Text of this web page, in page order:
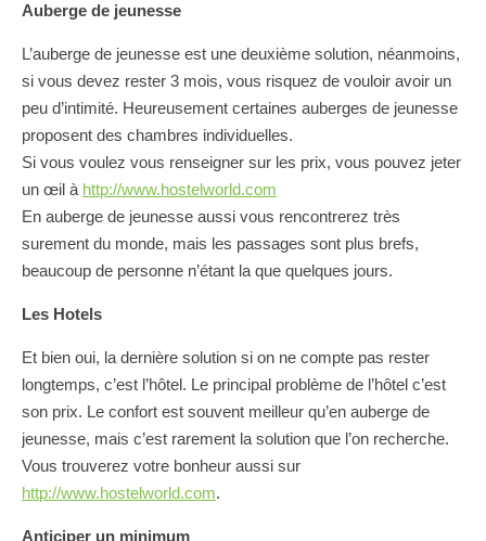
Auberge de jeunesse
L’auberge de jeunesse est une deuxième solution, néanmoins,
si vous devez rester 3 mois, vous risquez de vouloir avoir un
peu d’intimité. Heureusement certaines auberges de jeunesse
proposent des chambres individuelles.
Si vous voulez vous renseigner sur les prix, vous pouvez jeter
un œil à http://www.hostelworld.com
En auberge de jeunesse aussi vous rencontrerez très
surement du monde, mais les passages sont plus brefs,
beaucoup de personne n’étant la que quelques jours.
Les Hotels
Et bien oui, la dernière solution si on ne compte pas rester
longtemps, c’est l’hôtel. Le principal problème de l’hôtel c’est
son prix. Le confort est souvent meilleur qu’en auberge de
jeunesse, mais c’est rarement la solution que l’on recherche.
Vous trouverez votre bonheur aussi sur
http://www.hostelworld.com.
Anticiper un minimum